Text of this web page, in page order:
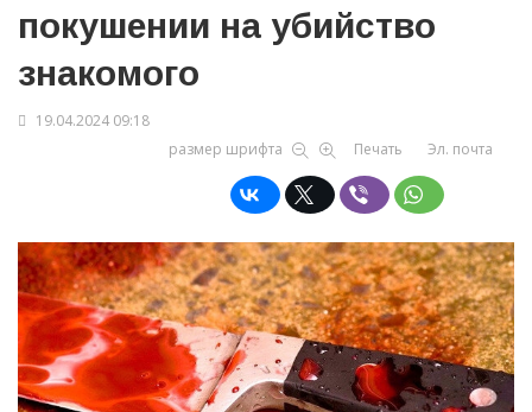
покушении на убийство
знакомого
19.04.2024 09:18
размер шрифта
Печать Эл. почта